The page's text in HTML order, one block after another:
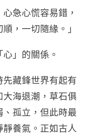
急心慌容易錯，
，一切隨緣。」
」的關係。
先藏鋒世界有起有
海退潮，草石俱
孤立，但此時最
養氣。正如古人